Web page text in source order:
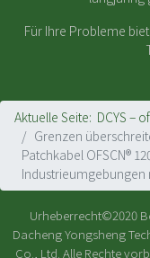
Für Ihre Probleme
Aktuelle Seite: DCYS –
Grenzen
Patchkabel OFSCN®
Urheberrecht©2020
Dacheng Yongsheng
Co., Ltd. Alle Rechte